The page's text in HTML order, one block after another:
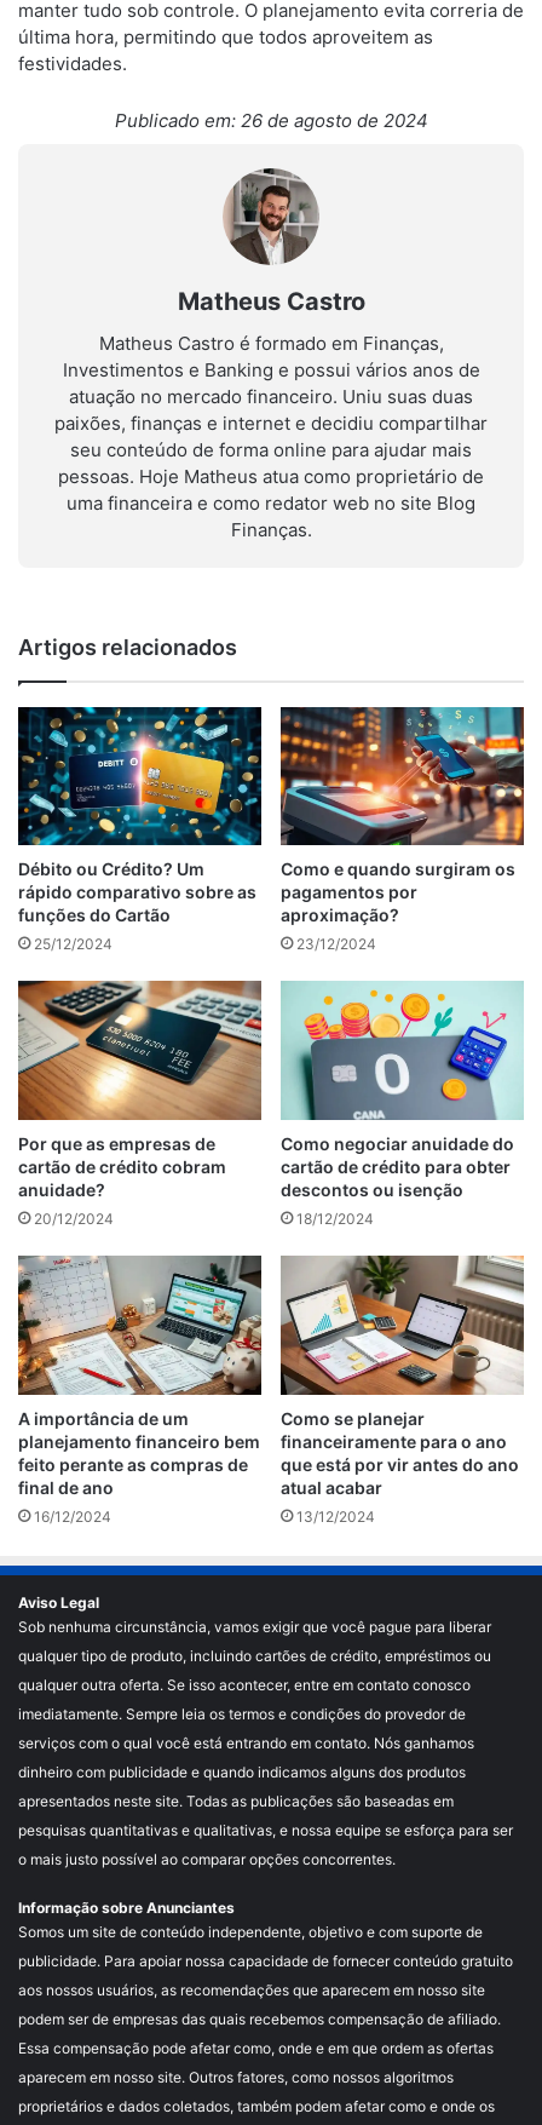
manter tudo sob controle. O planejamento evita correria de
última hora, permitindo que todos aproveitem as
festividades.
Publicado em: 26 de agosto de 2024
Matheus Castro
Matheus Castro é formado em Finanças,
Investimentos e Banking e possui vários anos de
atuação no mercado financeiro. Uniu suas duas
paixões, finanças e internet e decidiu compartilhar
seu conteúdo de forma online para ajudar mais
pessoas. Hoje Matheus atua como proprietário de
uma financeira e como redator web no site Blog
Finanças.
Artigos relacionados
Débito ou Crédito? Um
rápido comparativo sobre as
funções do Cartão
25/12/2024
Como e quando surgiram os
pagamentos por
aproximação?
23/12/2024
Por que as empresas de
cartão de crédito cobram
anuidade?
20/12/2024
Como negociar anuidade do
cartão de crédito para obter
descontos ou isenção
18/12/2024
A importância de um
planejamento financeiro bem
feito perante as compras de
final de ano
16/12/2024
Como se planejar
financeiramente para o ano
que está por vir antes do ano
atual acabar
13/12/2024
Aviso Legal
Sob nenhuma circunstância, vamos exigir que você pague para liberar
qualquer tipo de produto, incluindo cartões de crédito, empréstimos ou
qualquer outra oferta. Se isso acontecer, entre em contato conosco
imediatamente. Sempre leia os termos e condições do provedor de
serviços com o qual você está entrando em contato. Nós ganhamos
dinheiro com publicidade e quando indicamos alguns dos produtos
apresentados neste site. Todas as publicações são baseadas em
pesquisas quantitativas e qualitativas, e nossa equipe se esforça para ser
o mais justo possível ao comparar opções concorrentes.
Informação sobre Anunciantes
Somos um site de conteúdo independente, objetivo e com suporte de
publicidade. Para apoiar nossa capacidade de fornecer conteúdo gratuito
aos nossos usuários, as recomendações que aparecem em nosso site
podem ser de empresas das quais recebemos compensação de afiliado.
Essa compensação pode afetar como, onde e em que ordem as ofertas
aparecem em nosso site. Outros fatores, como nossos algoritmos
proprietários e dados coletados, também podem afetar como e onde os